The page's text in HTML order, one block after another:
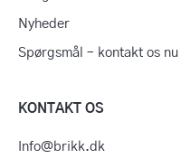
Nyheder
Spørgsmål – kontakt os nu
KONTAKT OS
Info@brikk.dk